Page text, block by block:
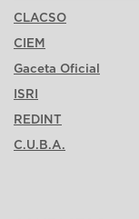
CLACSO
CIEM
Gaceta Oficial
ISRI
REDINT
C.U.B.A.